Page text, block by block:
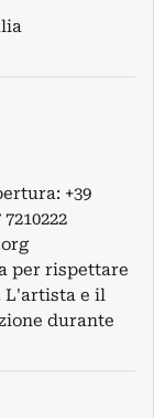
+39
7210222
per rispettare
L'artista e il
durante